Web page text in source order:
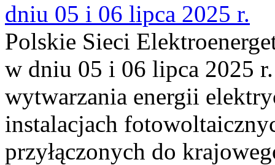
dniu 05 i 06 lipca 2025 r.
Polskie Sieci
w dniu 05 i 06 lipca 2025
wytwarzania energii
instalacjach
przyłączonych do